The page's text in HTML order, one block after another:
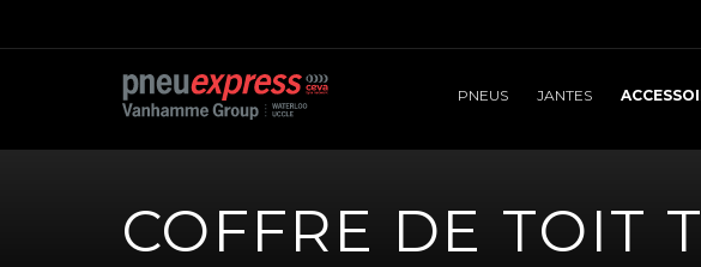
PNEUS JANTES
COFFRE DE TOIT